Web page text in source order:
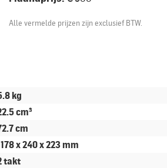
Alle vermelde prijzen zijn exclusief BTW.
kg
cm³
cm
x 240 x 223 mm
takt